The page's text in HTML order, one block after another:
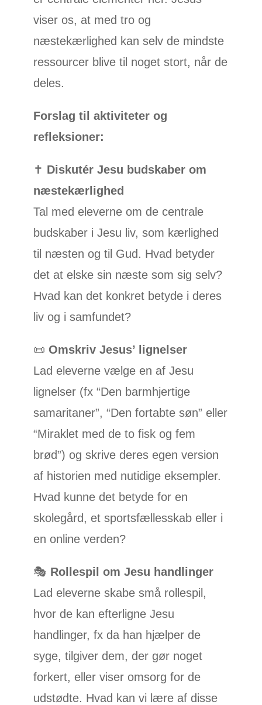
viser os, at med tro og
næstekærlighed kan selv de mindste
ressourcer blive til noget stort, når de
deles.
Forslag til aktiviteter og
refleksioner:
✝️ Diskutér Jesu budskaber om
næstekærlighed
Tal med eleverne om de centrale
budskaber i Jesu liv, som kærlighed
til næsten og til Gud. Hvad betyder
det at elske sin næste som sig selv?
Hvad kan det konkret betyde i deres
liv og i samfundet?
📜 Omskriv Jesus’ lignelser
Lad eleverne vælge en af Jesu
lignelser (fx “Den barmhjertige
samaritaner”, “Den fortabte søn” eller
“Miraklet med de to fisk og fem
brød”) og skrive deres egen version
af historien med nutidige eksempler.
Hvad kunne det betyde for en
skolegård, et sportsfællesskab eller i
en online verden?
🎭 Rollespil om Jesu handlinger
Lad eleverne skabe små rollespil,
hvor de kan efterligne Jesu
handlinger, fx da han hjælper de
syge, tilgiver dem, der gør noget
forkert, eller viser omsorg for de
udstødte. Hvad kan vi lære af disse